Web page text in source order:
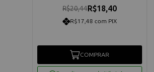
R$20,44R$18,40
R$17,48 com PIX
COMPRAR